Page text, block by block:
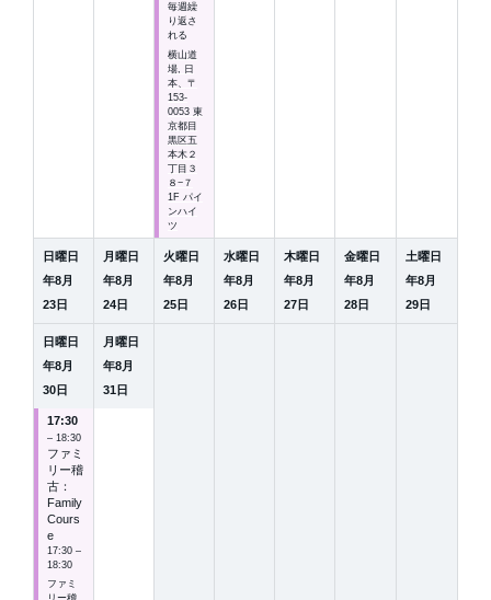
毎週繰
り返さ
れる
横山道
場, 日
本、〒
153-
0053 東
京都目
黒区五
本木２
丁目３
８−７
1F パイ
ンハイ
ツ
日曜日
年8月
23 日
月曜日
年8月
24 日
火曜日
年8月
25 日
水曜日
年8月
26 日
木曜日
年8月
27 日
金曜日
年8月
28 日
土曜日
年8月
29 日
日曜日
年8月
30 日
17:30
– 18:30
ファミ
リー稽
古：
Family
Cours
e
17:30 –
18:30
ファミ
月曜日
年8月
31 日